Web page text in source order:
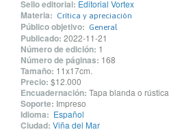
Sello editorial: Editorial Vortex
Materia: Crítica y apreciación
Público objetivo: General
Publicado: 2022-11-21
Número de edición: 1
Número de páginas: 168
Tamaño: 11x17cm.
Precio: $12.000
Encuadernación: Tapa blanda o rústica
Soporte: Impreso
Idioma: Español
Ciudad: Viña del Mar